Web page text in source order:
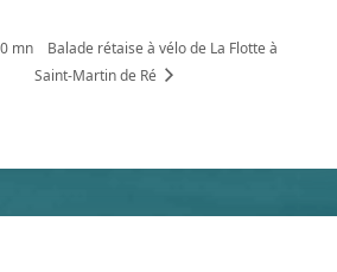
mn
Balade rétaise à vélo de La Flotte à
Saint-Martin de Ré